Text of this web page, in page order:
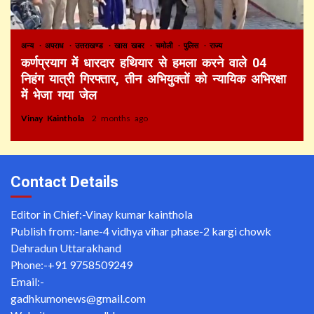
अन्य अपराध उत्तराखण्ड खास खबर चमोली पुलिस राज्य
कर्णप्रयाग में धारदार हथियार से हमला करने वाले 04
निहंग यात्री गिरफ्तार, तीन अभियुक्तों को न्यायिक अभिरक्षा
में भेजा गया जेल
Vinay Kainthola 2 months ago
Contact Details
Editor in Chief:-Vinay kumar kainthola
Publish from:-lane-4 vidhya vihar phase-2 kargi chowk
Dehradun Uttarakhand
Phone:-+91 9758509249
Email:-
gadhkumonews@gmail.com